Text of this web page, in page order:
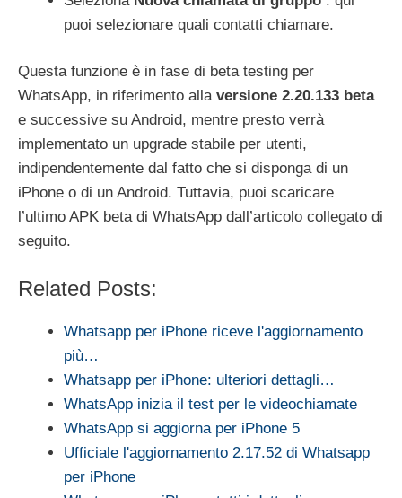
puoi selezionare quali contatti chiamare.
Questa funzione è in fase di beta testing per
WhatsApp, in riferimento alla versione 2.20.133 beta
e successive su Android, mentre presto verrà
implementato un upgrade stabile per utenti,
indipendentemente dal fatto che si disponga di un
iPhone o di un Android. Tuttavia, puoi scaricare
l’ultimo APK beta di WhatsApp dall’articolo collegato di
seguito.
Related Posts:
Whatsapp per iPhone riceve l'aggiornamento
più…
Whatsapp per iPhone: ulteriori dettagli…
WhatsApp inizia il test per le videochiamate
WhatsApp si aggiorna per iPhone 5
Ufficiale l'aggiornamento 2.17.52 di Whatsapp
per iPhone